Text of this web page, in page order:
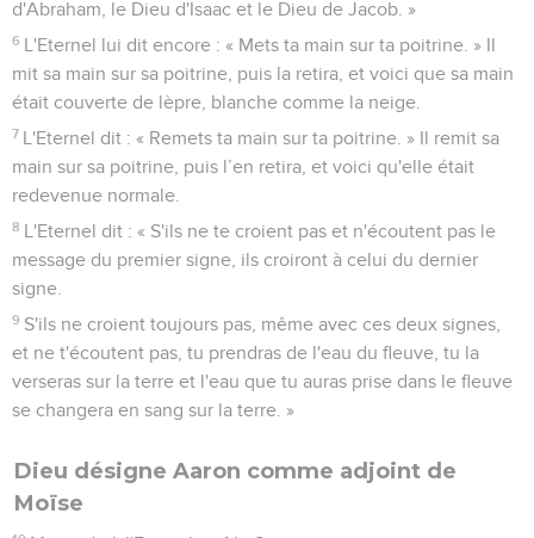
pas. Au contraire, ils diront : ‘L'Eternel ne t'est pas apparu.’ »
L'Eternel lui dit : « Qu'y a-t-il dans ta main ? » Il répondit :
L'Eternel dit : « Jette-le par terre. » Il le jeta par terre et le
bâton se changea en serpent. Moïse prit la fuite devant lui.
queue. » Il tendit la main et l’attrapa. Le serpent redevint
alors un bâton dans sa main.
l'Eternel, le Dieu de leurs ancêtres, t'est apparu, le Dieu
d'Abraham, le Dieu d'Isaac et le Dieu de Jacob. »
L'Eternel lui dit encore : « Mets ta main sur ta poitrine. » Il
était couverte de lèpre, blanche comme la neige.
7 L'Eternel dit : « Remets ta main sur ta poitrine. » Il remit sa